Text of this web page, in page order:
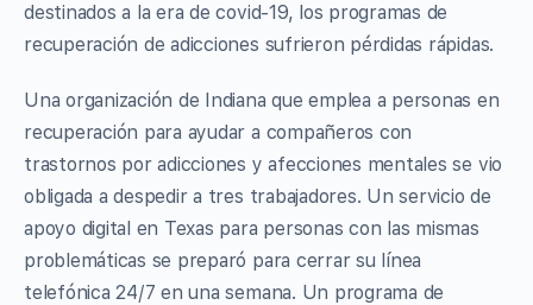
destinados a la era de covid-19, los programas de
recuperación de adicciones sufrieron pérdidas rápidas.
Una organización de Indiana que emplea a personas en
recuperación para ayudar a compañeros con
trastornos por adicciones y afecciones mentales se vio
obligada a despedir a tres trabajadores. Un servicio de
apoyo digital en Texas para personas con las mismas
problemáticas se preparó para cerrar su línea
telefónica 24/7 en una semana. Un programa de